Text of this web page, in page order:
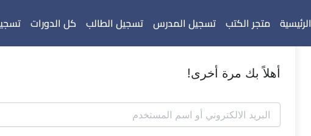
الرئيسية متجر الكتب تسجيل المدرس تسجيل الطالب كل الدورات
أهلاً بك مرة أخرى!